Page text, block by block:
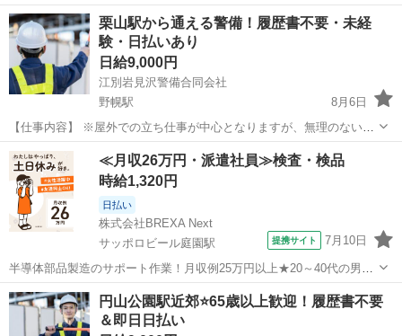
置・こまめな休憩を徹底しています。 🌠 無理のないペースで、地域を
守るやりがいを。 札幌東警備合同会社は、東区・北区を中心とした地
域密着型の警備会社で...
北海道 札幌市 東区役所前駅 その他 スタッフ
栗山駅から通える警備！履歴書不要・未経
験・日払いあり
日給9,000円
江別岩見沢警備合同会社
野幌駅
8月6日
【仕事内容】 ※屋外での立ち仕事が中心となりますが、無理のない配
置・こまめな休憩を徹底しています。 ☑ 具体的なお仕事内容 🌠 江
別・岩見沢・栗山エリアを中心とした、人や車両の安全を守る大切な
お仕事です。 工...
北海道 江別市 野幌駅 その他 雑踏警備
≪月収26万円・派遣社員≫検査・検品
時給1,320円
日払い
株式会社BREXA Next
サッポロビール庭園駅
提携サイト 7月10日
半導体部品製造のサポート作業！月収例25万円以上★20～40代の男女
活躍中！座り作業！空調完備なので1年中快適作業◎マイカー通勤OK
＆無料駐車場あり★作業着無償貸与◎《北海道恵庭市》 人気の工場の
お仕事 ◇半導体部品製造作...
北海道 恵庭市 サッポロビール庭園駅 その他
円山公園駅近郊⭐65歳以上歓迎！履歴書不要
＆即日日払い